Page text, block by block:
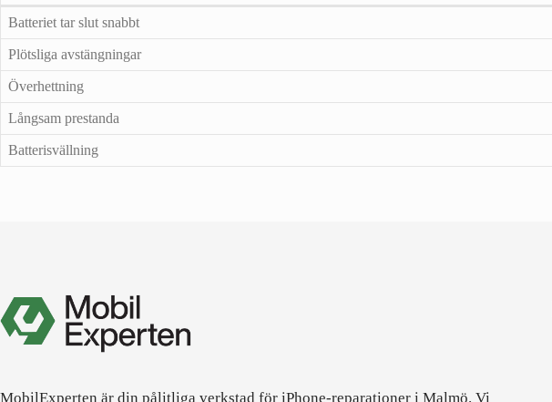
Batteriet tar slut snabbt
Plötsliga avstängningar
Överhettning
Långsam prestanda
Batterisvällning
MobilExperten är din pålitliga verkstad för iPhone-reparationer i Malmö. Vi